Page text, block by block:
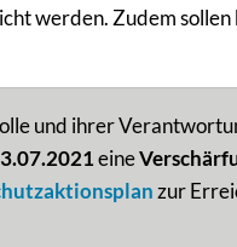
werden. Zudem sollen
und ihrer
eine
zur